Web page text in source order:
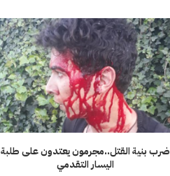
ضرب بنية القتل..مجرمون يعتدون على طلبة
اليسار التقدمي